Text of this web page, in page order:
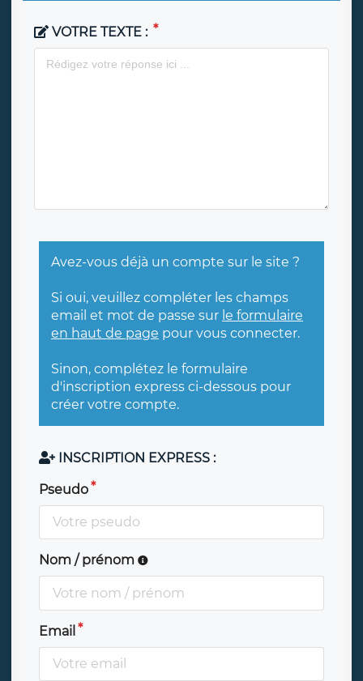
VOTRE TEXTE :
Avez-vous déjà un compte sur le site ?
Si oui, veuillez compléter les champs
email et mot de passe sur le formulaire
en haut de page pour vous connecter.
Sinon, complétez le formulaire
d'inscription express ci-dessous pour
créer votre compte.
INSCRIPTION EXPRESS :
Pseudo
Nom / prénom
Email